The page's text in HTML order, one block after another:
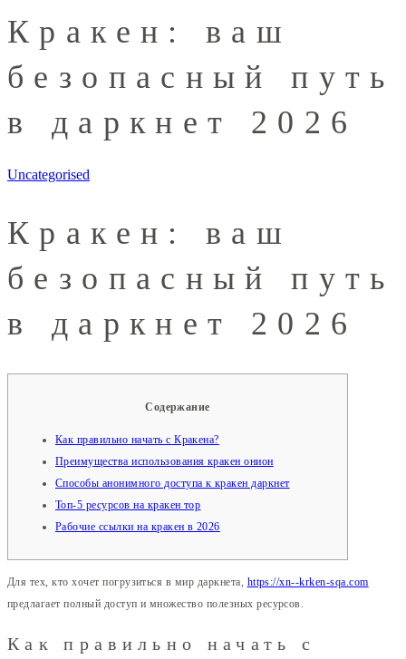
Кракен: ваш
безопасный путь
в даркнет 2026
Uncategorised
Кракен: ваш
безопасный путь
в даркнет 2026
Содержание
Как правильно начать с Кракена?
Преимущества использования кракен онион
Способы анонимного доступа к кракен даркнет
Топ-5 ресурсов на кракен тор
Рабочие ссылки на кракен в 2026
Для тех, кто хочет погрузиться в мир даркнета, https://xn--krken-sqa.com
предлагает полный доступ и множество полезных ресурсов.
Как правильно начать с